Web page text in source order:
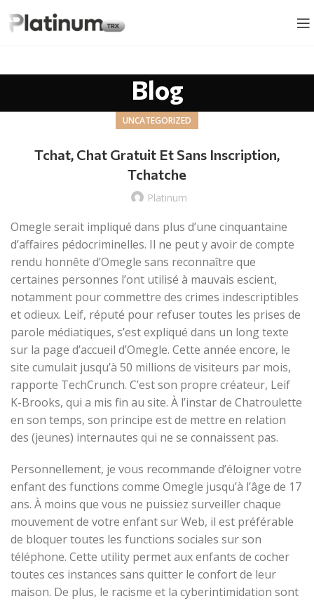
Blog
UNCATEGORIZED
Tchat, Chat Gratuit Et Sans Inscription,
Tchatche
Platinum
Omegle serait impliqué dans plus d’une cinquantaine
d’affaires pédocriminelles. Il ne peut y avoir de compte
rendu honnête d’Omegle sans reconnaître que
certaines personnes l’ont utilisé à mauvais escient,
notamment pour commettre des crimes indescriptibles
et odieux. Leif, réputé pour refuser toutes les prises de
parole médiatiques, s’est expliqué dans un long texte
sur la page d’accueil d’Omegle. Cette année encore, le
site cumulait jusqu’à 50 millions de visiteurs par mois,
rapporte TechCrunch. C’est son propre créateur, Leif
K-Brooks, qui a mis fin au site. À l’instar de Chatroulette
en son temps, son principe est de mettre en relation
des (jeunes) internautes qui ne se connaissent pas.
Personnellement, je vous recommande d’éloigner votre
enfant des functions comme Omegle jusqu’à l’âge de 17
ans. À moins que vous ne puissiez surveiller chaque
mouvement de votre enfant sur Web, il est préférable
de bloquer toutes les functions sociales sur son
téléphone. Cette utility permet aux enfants de cocher
toutes ces instances sans quitter le confort de leur
maison. De plus, le racisme et la cyberintimidation sont